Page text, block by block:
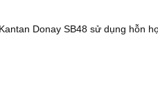
Donay SB48 sử dụng hỗn